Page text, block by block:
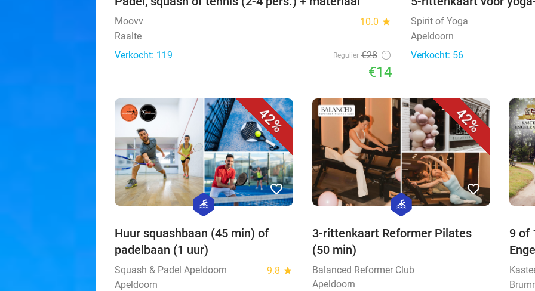
Moovv 10.0 star
Raalte
Verkocht: 119
Regulier €28
€14
Spirit of Yoga
Apeldoorn
Verkocht: 56
42%
favorite_border
hexagon
sport
Huur squashbaan (45 min) of
padelbaan (1 uur)
Squash & Padel Apeldoorn 9.8 star
Apeldoorn
42%
favorite_border
hexagon
sport
3-rittenkaart Reformer Pilates
(50 min)
Balanced Reformer Club
Apeldoorn
9 of